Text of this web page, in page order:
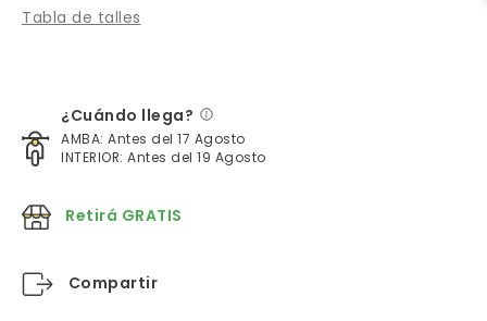
Tabla de talles
¿Cuándo llega?
AMBA: Antes del 17 Agosto
INTERIOR: Antes del 19 Agosto
Retirá GRATIS
Compartir